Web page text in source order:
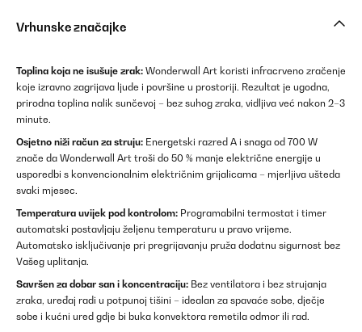
Vrhunske značajke
Toplina koja ne isušuje zrak: Wonderwall Art koristi infracrveno zračenje
koje izravno zagrijava ljude i površine u prostoriji. Rezultat je ugodna,
prirodna toplina nalik sunčevoj – bez suhog zraka, vidljiva već nakon 2–3
minute.
Osjetno niži račun za struju: Energetski razred A i snaga od 700 W
znače da Wonderwall Art troši do 50 % manje električne energije u
usporedbi s konvencionalnim električnim grijalicama – mjerljiva ušteda
svaki mjesec.
Temperatura uvijek pod kontrolom: Programabilni termostat i timer
automatski postavljaju željenu temperaturu u pravo vrijeme.
Automatsko isključivanje pri pregrijavanju pruža dodatnu sigurnost bez
Vašeg uplitanja.
Savršen za dobar san i koncentraciju: Bez ventilatora i bez strujanja
zraka, uređaj radi u potpunoj tišini – idealan za spavaće sobe, dječje
sobe i kućni ured gdje bi buka konvektora remetila odmor ili rad.